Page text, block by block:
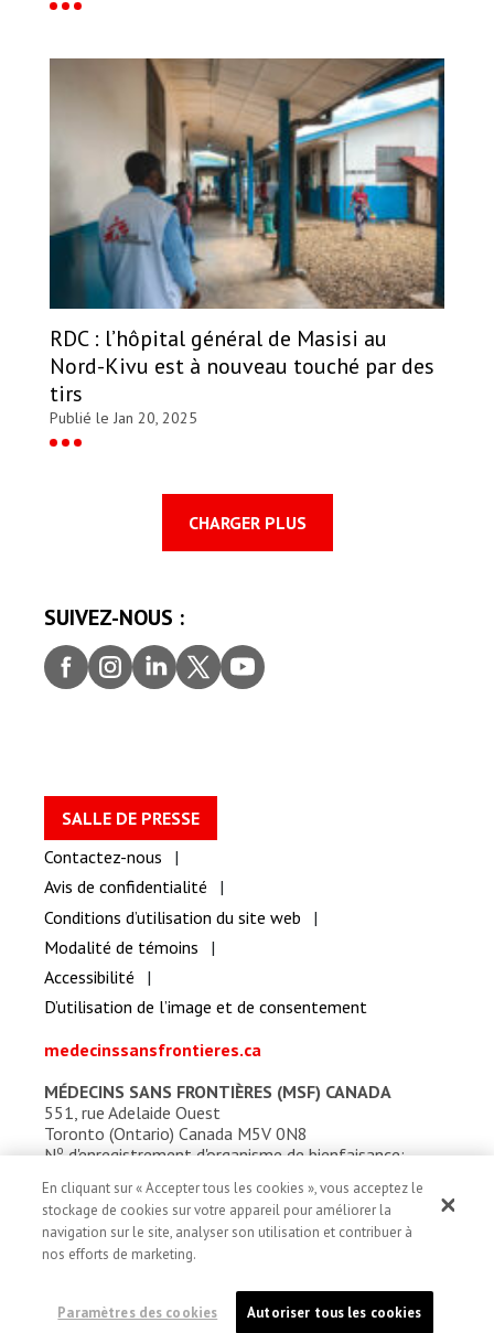
RDC : l’hôpital général de Masisi au
Nord-Kivu est à nouveau touché par des
tirs
Publié le Jan 20, 2025
CHARGER PLUS
SUIVEZ-NOUS :
Faceb
ook
Insta
gram
Linke
dIn
Twitt
er
youtu
be
SALLE DE PRESSE
Contactez-nous
Avis de confidentialité
Conditions d’utilisation du site web
Modalité de témoins
Accessibilité
D’utilisation de l’image et de consentement
medecinssansfrontieres.ca
MÉDECINS SANS FRONTIÈRES (MSF) CANADA
551, rue Adelaide Ouest
Toronto (Ontario) Canada M5V 0N8
Nod'enregistrement d'organisme de bienfaisance:
En cliquant sur « Accepter tous les cookies », vous acceptez le
stockage de cookies sur votre appareil pour améliorer la
navigation sur le site, analyser son utilisation et contribuer à
nos efforts de marketing.
Paramètres des cookies Autoriser tous les cookies